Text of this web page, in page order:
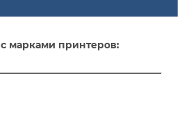
марками принтеров: